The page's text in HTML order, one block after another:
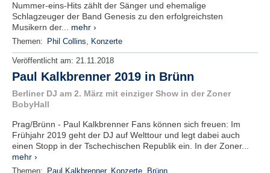
Nummer-eins-Hits zählt der Sänger und ehemalige
Schlagzeuger der Band Genesis zu den erfolgreichsten
Musikern der... mehr ›
Themen: Phil Collins, Konzerte
Veröffentlicht am: 21.11.2018
Paul Kalkbrenner 2019 in Brünn
Berliner DJ am 2. März mit einziger Show in der Zoner
BobyHall
Prag/Brünn - Paul Kalkbrenner Fans können sich freuen: Im
Frühjahr 2019 geht der DJ auf Welttour und legt dabei auch
einen Stopp in der Tschechischen Republik ein. In der Zoner...
mehr ›
Themen: Paul Kalkbrenner, Konzerte Brünn